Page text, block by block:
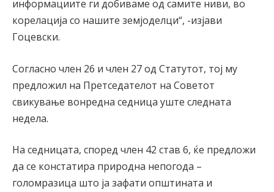
информациите ги добиваме од самите ниви, во
корелација со нашите земјоделци“, -изјави
Гоцевски.
Согласно член 26 и член 27 од Статутот, тој му
предложил на Претседателот на Советот
свикување вонредна седница уште следната
недела.
На седницата, според член 42 став 6, ќе предложи
да се констатира природна непогода –
голомразица што ја зафати општината и